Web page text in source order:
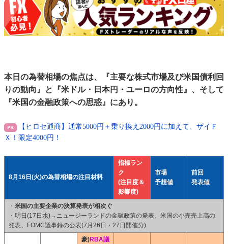
本日の為替相場の焦点は、『主要な株式市場及び米国債利回
りの動向』と『米ドル・日本円・ユーロの方向性』、そして
『米国の金融政策への思惑』にあり。
【ヒロセ通商】通常5000円＋乗り換え2000円に加えて、ザイＦ
Ｘ！限定4000円！
8月16日(火)の為替相場の注目材料
指標ラン
ク
(注目度＆
影響度)
市場
予想値
前回
発表値
・ 米国の主要企業の決算発表が相次ぐ
・明日(17日水)→ニュージーランドの金融政策の発表、米国の小売売上高の
発表、FOMC議事録の公表(7月26日・27日開催分)
豪)RBA議